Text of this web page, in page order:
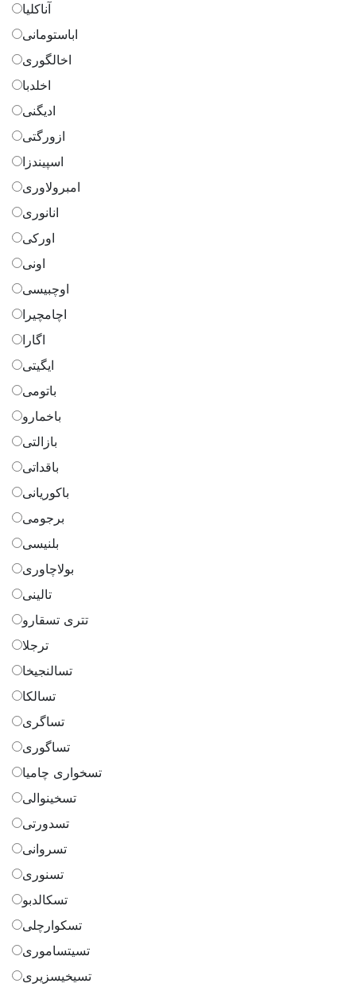
آناکلیا
اباستومانی
اخالگوری
اخلدبا
ادیگنی
ازورگتی
اسپیندزا
امبرولاوری
انانوری
اورکی
اونی
اوچبیسی
اچامچیرا
اگارا
ایگیتی
باتومی
باخمارو
بازالتی
باقداتی
باکوریانی
برجومی
بلنیسی
بولاچاوری
تالینی
تتری تسقارو
ترجلا
تسالنجیخا
تسالکا
تساگری
تساگوری
تسخواری چامیا
تسخینوالی
تسدورتی
تسروانی
تسنوری
تسکالدبو
تسکوارچلی
تسیتساموری
تسیخیسزیری